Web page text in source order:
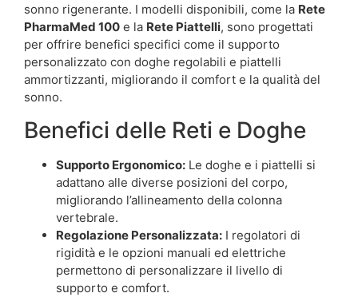
sonno rigenerante. I modelli disponibili, come la Rete
PharmaMed 100 e la Rete Piattelli, sono progettati
per offrire benefici specifici come il supporto
personalizzato con doghe regolabili e piattelli
ammortizzanti, migliorando il comfort e la qualità del
sonno.
Benefici delle Reti e Doghe
Supporto Ergonomico: Le doghe e i piattelli si
adattano alle diverse posizioni del corpo,
migliorando l’allineamento della colonna
vertebrale.
Regolazione Personalizzata: I regolatori di
rigidità e le opzioni manuali ed elettriche
permettono di personalizzare il livello di
supporto e comfort.